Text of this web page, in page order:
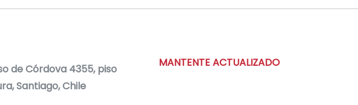
de Córdova 4355, piso
Santiago, Chile
MANTENTE ACTUALIZADO